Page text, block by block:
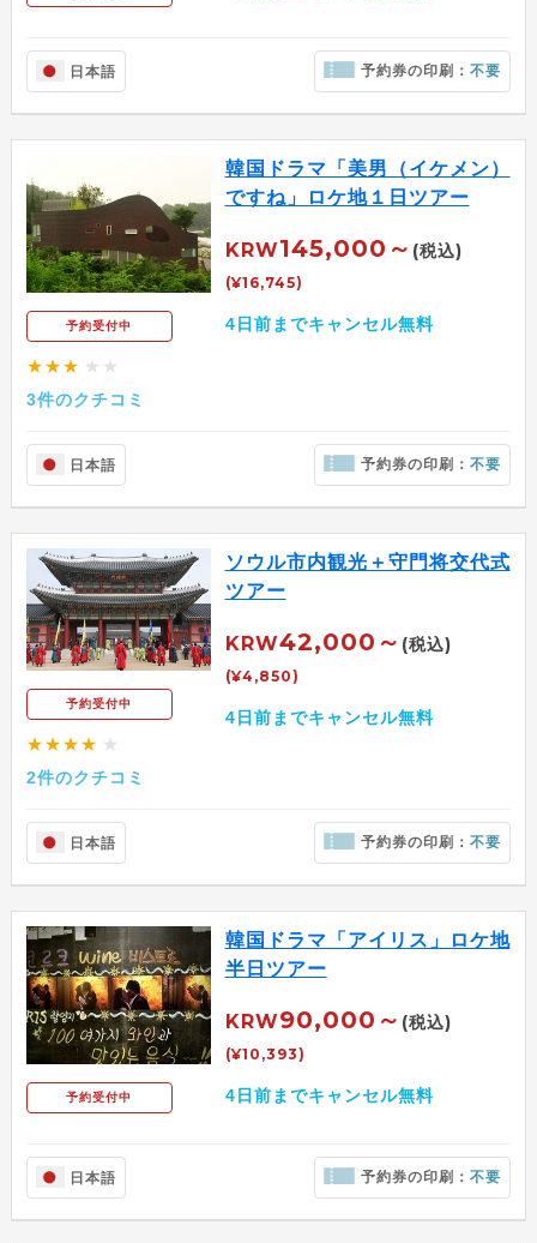
日本語 予約券の印刷：不要
予約受付中
★★★ ★★
3件のクチコミ
韓国ドラマ「美男（イケメン）
ですね」ロケ地１日ツアー
KRW145,000～ (税込)
(¥16,745)
4日前までキャンセル無料
日本語 予約券の印刷：不要
予約受付中
★★★★ ★
2件のクチコミ
ソウル市内観光＋守門将交代式
ツアー
KRW42,000～ (税込)
(¥4,850)
4日前までキャンセル無料
日本語 予約券の印刷：不要
予約受付中
韓国ドラマ「アイリス」ロケ地
半日ツアー
KRW90,000～ (税込)
(¥10,393)
4日前までキャンセル無料
日本語 予約券の印刷：不要